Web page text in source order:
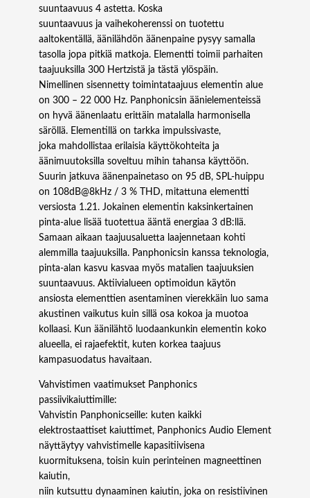
ä
suuntaavuus 4 astetta. Koska
suuntaavuus ja vaihekoherenssi on tuotettu
aaltokentällä, äänilähdön äänenpaine pysyy samalla
tasolla jopa pitkiä matkoja. Elementti toimii parhaiten
taajuuksilla 300 Hertzistä ja tästä ylöspäin.
Nimellinen sisennetty toimintataajuus elementin alue
on 300 – 22 000 Hz. Panphonicsin äänielementeissä
on hyvä äänenlaatu erittäin matalalla harmonisella
säröllä. Elementillä on tarkka impulssivaste,
joka mahdollistaa erilaisia ​​käyttökohteita ja
äänimuutoksilla soveltuu mihin tahansa käyttöön.
Suurin jatkuva äänenpainetaso on 95 dB, SPL-huippu
on 108dB@8kHz / 3 % THD, mitattuna elementti
versiosta 1.21. Jokainen elementin kaksinkertainen
pinta-alue lisää tuotettua ääntä energiaa 3 dB:llä.
Samaan aikaan taajuusaluetta laajennetaan kohti
alemmilla taajuuksilla. Panphonicsin kanssa teknologia,
pinta-alan kasvu kasvaa myös matalien taajuuksien
suuntaavuus. Aktiivialueen optimoidun käytön
ansiosta elementtien asentaminen vierekkäin luo sama
akustinen vaikutus kuin sillä osa kokoa ja muotoa
kollaasi. Kun äänilähtö luodaankunkin elementin koko
alueella, ei rajaefektit, kuten korkea taajuus
kampasuodatus havaitaan.
Vahvistimen vaatimukset Panphonics
passiivikaiuttimille:
Vahvistin Panphonicseille: kuten kaikki
elektrostaattiset kaiuttimet, Panphonics Audio Element
näyttäytyy vahvistimelle kapasitiivisena
kuormituksena, toisin kuin perinteinen magneettinen
kaiutin,
niin kutsuttu dynaaminen kaiutin, joka on resistiivinen